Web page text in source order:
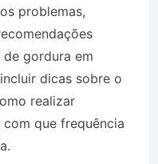
problemas,
gordura em
dicas sobre o
realizar
que frequência